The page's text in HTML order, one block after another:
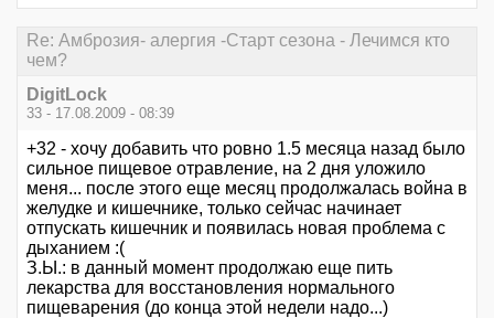
Re: Амброзия- алергия -Старт сезона - Лечимся кто
чем?
DigitLock
33 - 17.08.2009 - 08:39
+32 - хочу добавить что ровно 1.5 месяца назад было
сильное пищевое отравление, на 2 дня уложило
меня... после этого еще месяц продолжалась война в
желудке и кишечнике, только сейчас начинает
отпускать кишечник и появилась новая проблема с
дыханием :(
З.Ы.: в данный момент продолжаю еще пить
лекарства для восстановления нормального
пищеварения (до конца этой недели надо...)